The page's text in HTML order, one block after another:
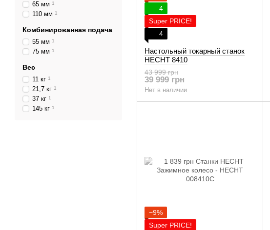
4
Super PRICE!
4
Настольный токарный станок
HECHT 8410
43 999 грн
39 999 грн
Нет в наличии
−9%
Super PRICE!
65 мм 1
110 мм 1
Комбинированная подача
55 мм 1
75 мм 1
Вес
11 кг 1
21,7 кг 1
37 кг 1
145 кг 1